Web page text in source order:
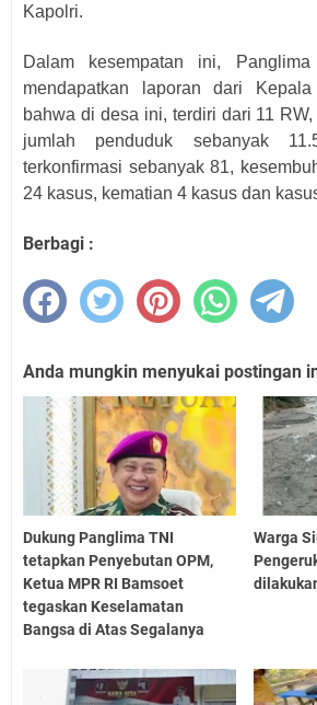
Kapolri.
Dalam kesempatan ini,
mendapatkan laporan dari
bahwa di desa ini, terdiri dari 11
jumlah penduduk sebanyak
terkonfirmasi sebanyak 81,
24 kasus, kematian 4 kasus dan
Berbagi :
Anda mungkin menyukai postingan
Dukung Panglima TNI
tetapkan Penyebutan OPM,
Ketua MPR RI Bamsoet
tegaskan Keselamatan
Bangsa di Atas Segalanya
Warga